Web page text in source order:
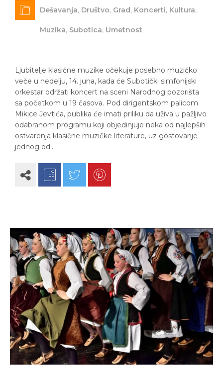
Dešavanja, Društvo, Grad , Koncerti, Kultura,
Muzika, Subotica, Umetnost
Ljubitelje klasične muzike očekuje posebno muzičko
veče u nedelju, 14. juna, kada će Subotički simfonijski
orkestar održati koncert na sceni Narodnog pozorišta
sa početkom u 19 časova. Pod dirigentskom palicom
Mikice Jevtića, publika će imati priliku da uživa u pažljivo
odabranom programu koji objedinjuje neka od najlepših
ostvarenja klasične muzičke literature, uz gostovanje
jednog od…